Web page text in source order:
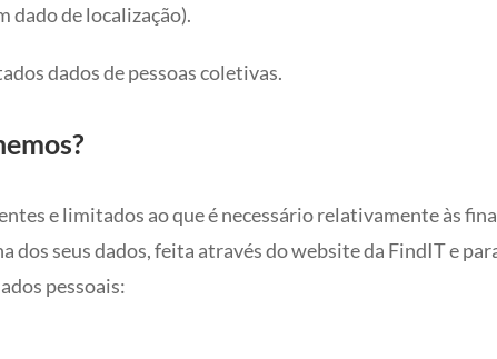
dado de localização).
dados de pessoas coletivas.
e limitados ao que é necessário relativamente às
dos seus dados, feita através do website da FindIT e
pessoais: